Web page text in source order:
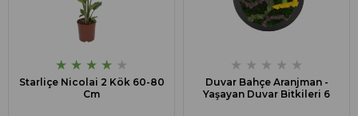
★ ★ ★ ★ ★
Starliçe Nicolai 2 Kök 60-80
Cm
★ ★ ★ ★ ★
Duvar Bahçe Aranjman -
Yaşayan Duvar Bitkileri 6